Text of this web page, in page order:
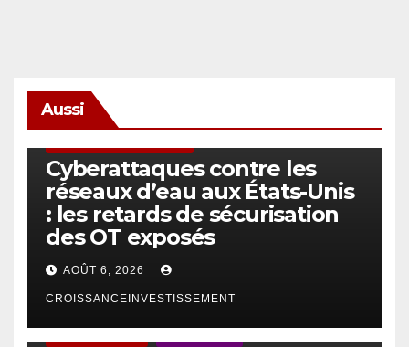
Aussi
Cyberattaques contre les
réseaux d’eau aux États-Unis
: les retards de sécurisation
des OT exposés
AOÛT 6, 2026
CROISSANCEINVESTISSEMENT